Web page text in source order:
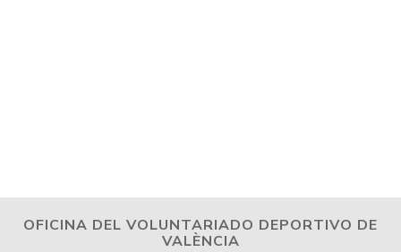
OFICINA DEL VOLUNTARIADO DEPORTIVO DE
VALÈNCIA